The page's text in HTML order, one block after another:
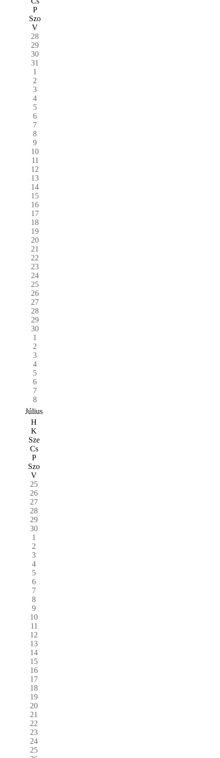
P
Szo
V
28
29
30
31
1
2
3
4
5
6
7
8
9
10
11
12
13
14
15
16
17
18
19
20
21
22
23
24
25
26
27
28
29
30
1
2
3
4
5
6
7
8
Július
H
K
Sze
Cs
P
Szo
V
25
26
27
28
29
30
1
2
3
4
5
6
7
8
9
10
11
12
13
14
15
16
17
18
19
20
21
22
23
24
25